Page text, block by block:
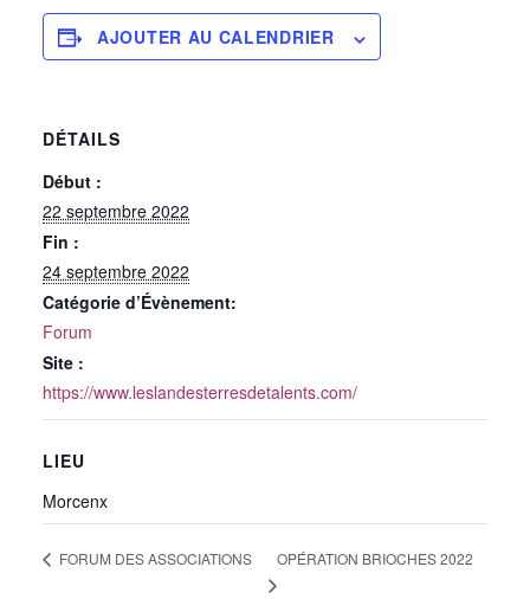
AJOUTER AU CALENDRIER
DÉTAILS
Début :
22 septembre 2022
Fin :
24 septembre 2022
Catégorie d’Évènement:
Forum
Site :
https://www.leslandesterresdetalents.com/
LIEU
Morcenx
FORUM DES ASSOCIATIONS OPÉRATION BRIOCHES 2022